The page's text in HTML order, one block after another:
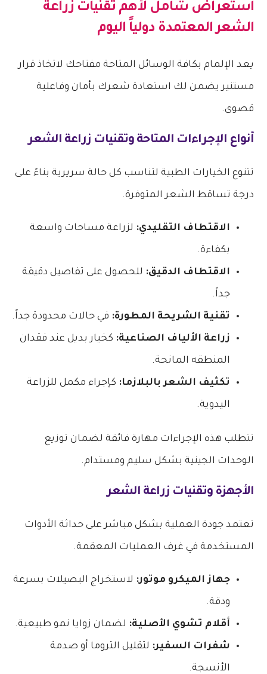
استعراض شامل لأهم تقنيات زراعة
الشعرالمعتمدة دولياً اليوم
يعد الإلمام بكافة الوسائل المتاحة مفتاحك لاتخاذ قرار
مستنير يضمن لك استعادة شعرك بأمان وفاعلية
قصوى.
أنواع الإجراءات المتاحة وتقنيات زراعة الشعر
تتنوع الخيارات الطبية لتناسب كل حالة سريرية بناءً على
درجة تساقط الشعر المتوفرة.
الاقتطاف التقليدي: لزراعة مساحات واسعة
بكفاءة.
الاقتطاف الدقيق: للحصول على تفاصيل دقيقة
جداً.
تقنية الشريحة المطورة: في حالات محدودة جداً.
زراعة الألياف الصناعية: كخيار بديل عند فقدان
المنطقه المانحة.
تكثيف الشعر بالبلازما: كإجراء مكمل للزراعة
اليدوية.
تتطلب هذه الإجراءات مهارة فائقة لضمان توزيع
الوحدات الجينية بشكل سليم ومستدام.
الأجهزة وتقنيات زراعة الشعر
تعتمد جودة العملية بشكل مباشر على حداثة الأدوات
المستخدمة في غرف العمليات المعقمة.
جهاز الميكرو موتور: لاستخراج البصيلات بسرعة
ودقة.
أقلام تشوي الأصلية: لضمان زوايا نمو طبيعية.
شفرات السفير: لتقليل التروما أو صدمة
الأنسجة.